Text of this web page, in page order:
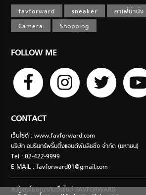
favforward sneaker คาเฟ่น่านั่ง
Camera
Shopping
FOLLOW ME
CONTACT
เว็บไซต์ : www.favforward.com
บริษัท อมรินทร์พริ้นติ้งแอนด์พับลิชชิ่ง จำกัด (มหาชน)
Tel : 02-422-9999
E-MAIL :favforward01@gmail.com
สนใจลงโฆษณากับเว็บไซต์ FAVFORWARD